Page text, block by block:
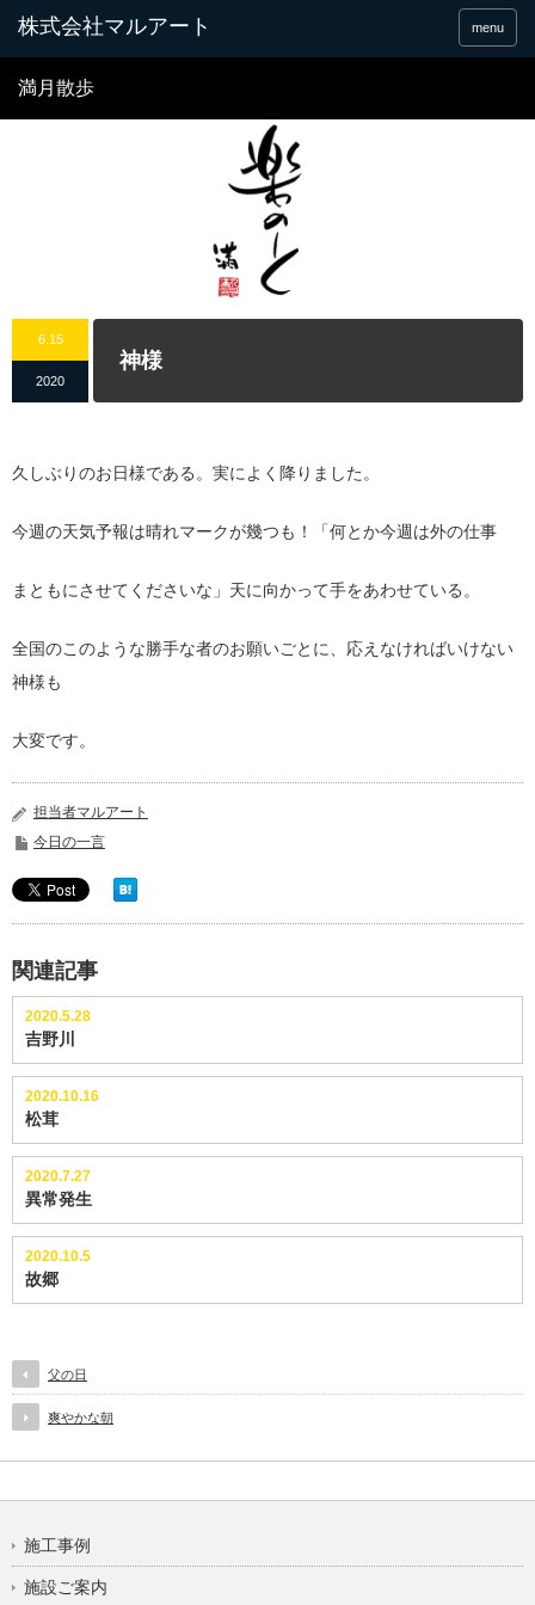
menu
満月散歩
6.15
2020
神様
久しぶりのお日様である。実によく降りました。
今週の天気予報は晴れマークが幾つも！「何とか今週は外の仕事
まともにさせてくださいな」天に向かって手をあわせている。
全国のこのような勝手な者のお願いごとに、応えなければいけない
神様も
大変です。
担当者マルアート
今日の一言
関連記事
2020.5.28
吉野川
2020.10.16
松茸
2020.7.27
異常発生
2020.10.5
故郷
父の日
爽やかな朝
施工事例
施設ご案内